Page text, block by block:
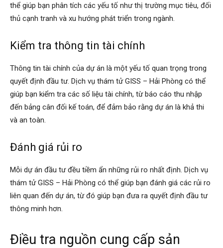
thể giúp bạn phân tích các yếu tố như thị trường mục tiêu, đối
thủ cạnh tranh và xu hướng phát triển trong ngành.
Kiểm tra thông tin tài chính
Thông tin tài chính của dự án là một yếu tố quan trọng trong
quyết định đầu tư. Dịch vụ thám tử GISS – Hải Phòng có thể
giúp bạn kiểm tra các số liệu tài chính, từ báo cáo thu nhập
đến bảng cân đối kế toán, để đảm bảo rằng dự án là khả thi
và an toàn.
Đánh giá rủi ro
Mỗi dự án đầu tư đều tiềm ẩn những rủi ro nhất định. Dịch vụ
thám tử GISS – Hải Phòng có thể giúp bạn đánh giá các rủi ro
liên quan đến dự án, từ đó giúp bạn đưa ra quyết định đầu tư
thông minh hơn.
Điều tra nguồn cung cấp sản